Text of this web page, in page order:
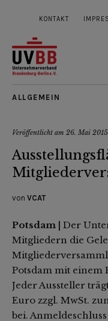
KONTAKT
ALLGEMEIN
Veröffentlicht am 26. Mai 2015
von VCAT
Potsdam | Der
Mitgliedern die
Potsdam mit einem
Jeder Aussteller
Euro zzgl. MwSt.
bei.